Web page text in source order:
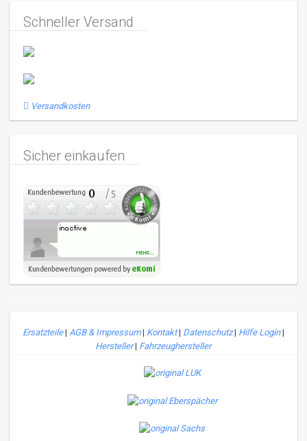
Schneller Versand
Versandkosten
Sicher einkaufen
Ersatzteile| AGB & Impressum| Kontakt| Datenschutz| Hilfe Login|
Hersteller| Fahrzeughersteller